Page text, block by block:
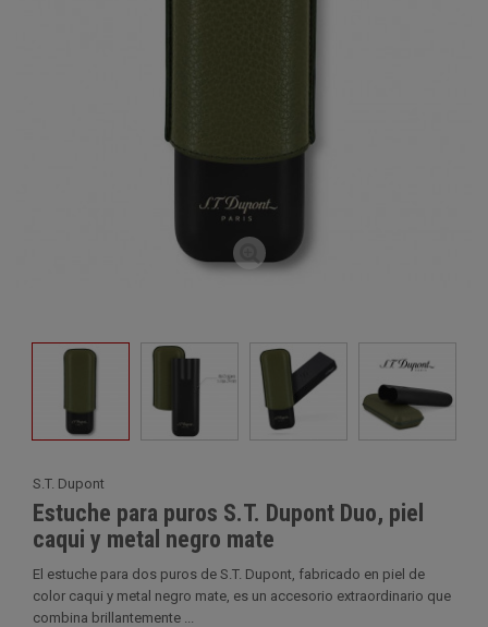
S.T. Dupont
Estuche para puros S.T. Dupont Duo, piel
caqui y metal negro mate
El estuche para dos puros de S.T. Dupont, fabricado en piel de
color caqui y metal negro mate, es un accesorio extraordinario que
combina brillantemente ...